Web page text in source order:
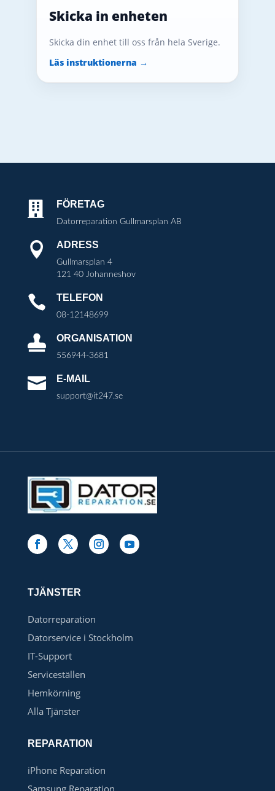
Skicka in enheten
Skicka din enhet till oss från hela Sverige.
Läs instruktionerna →
 FÖRETAG
Datorreparation Gullmarsplan AB
 ADRESS
Gullmarsplan 4
121 40 Johanneshov
 TELEFON
08-12148699
 ORGANISATION
556944-3681
 E-MAIL
support@it247.se
TJÄNSTER
Datorreparation
Datorservice i Stockholm
IT-Support
Serviceställen
Hemkörning
Alla Tjänster
REPARATION
iPhone Reparation
Samsung Reparation